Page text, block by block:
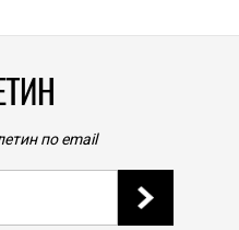
по email